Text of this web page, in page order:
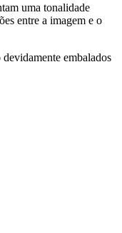
uma tonalidade
entre a imagem e o
embalados